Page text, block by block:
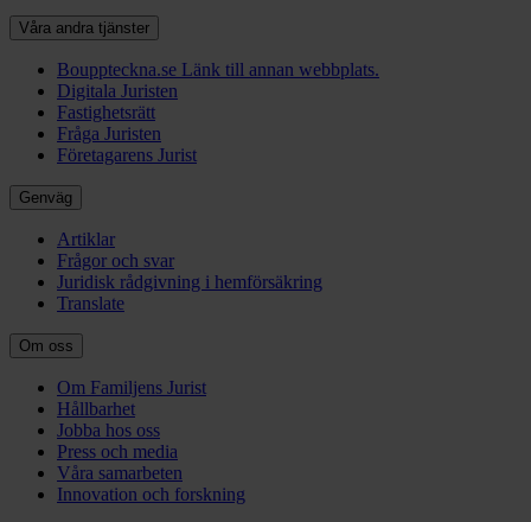
Våra andra tjänster
Bouppteckna.se Länk till annan webbplats.
Digitala Juristen
Fastighetsrätt
Fråga Juristen
Företagarens Jurist
Genväg
Artiklar
Frågor och svar
Juridisk rådgivning i hemförsäkring
Translate
Om oss
Om Familjens Jurist
Hållbarhet
Jobba hos oss
Press och media
Våra samarbeten
Innovation och forskning